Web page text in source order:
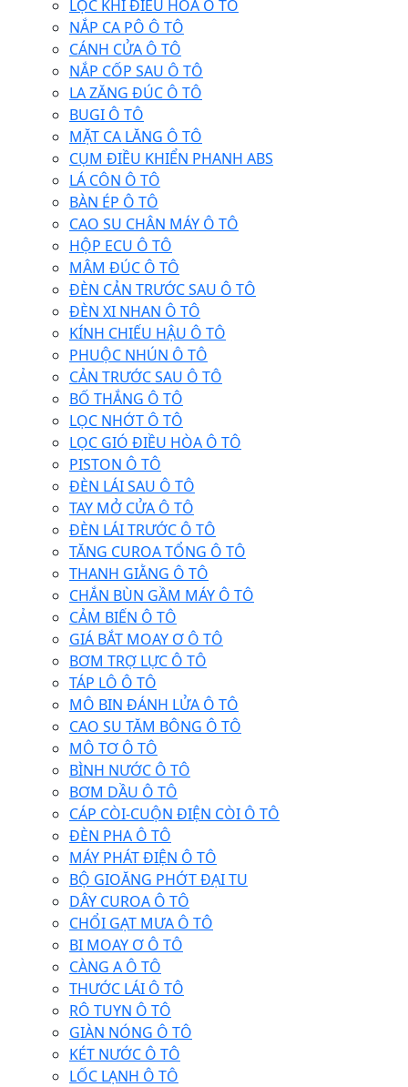
LỌC KHÍ ĐIỀU HÒA Ô TÔ
NẮP CA PÔ Ô TÔ
CÁNH CỬA Ô TÔ
NẮP CỐP SAU Ô TÔ
LA ZĂNG ĐÚC Ô TÔ
BUGI Ô TÔ
MẶT CA LĂNG Ô TÔ
CỤM ĐIỀU KHIỂN PHANH ABS
LÁ CÔN Ô TÔ
BÀN ÉP Ô TÔ
CAO SU CHÂN MÁY Ô TÔ
HỘP ECU Ô TÔ
MÂM ĐÚC Ô TÔ
ĐÈN CẢN TRƯỚC SAU Ô TÔ
ĐÈN XI NHAN Ô TÔ
KÍNH CHIẾU HẬU Ô TÔ
PHUỘC NHÚN Ô TÔ
CẢN TRƯỚC SAU Ô TÔ
BỐ THẮNG Ô TÔ
LỌC NHỚT Ô TÔ
LỌC GIÓ ĐIỀU HÒA Ô TÔ
PISTON Ô TÔ
ĐÈN LÁI SAU Ô TÔ
TAY MỞ CỬA Ô TÔ
ĐÈN LÁI TRƯỚC Ô TÔ
TĂNG CUROA TỔNG Ô TÔ
THANH GIẰNG Ô TÔ
CHẮN BÙN GẦM MÁY Ô TÔ
CẢM BIẾN Ô TÔ
GIÁ BẮT MOAY Ơ Ô TÔ
BƠM TRỢ LỰC Ô TÔ
TÁP LÔ Ô TÔ
MÔ BIN ĐÁNH LỬA Ô TÔ
CAO SU TĂM BÔNG Ô TÔ
MÔ TƠ Ô TÔ
BÌNH NƯỚC Ô TÔ
BƠM DẦU Ô TÔ
CÁP CÒI-CUỘN ĐIỆN CÒI Ô TÔ
ĐÈN PHA Ô TÔ
MÁY PHÁT ĐIỆN Ô TÔ
BỘ GIOĂNG PHỚT ĐẠI TU
DÂY CUROA Ô TÔ
CHỔI GẠT MƯA Ô TÔ
BI MOAY Ơ Ô TÔ
CÀNG A Ô TÔ
THƯỚC LÁI Ô TÔ
RÔ TUYN Ô TÔ
GIÀN NÓNG Ô TÔ
KÉT NƯỚC Ô TÔ
LỐC LẠNH Ô TÔ